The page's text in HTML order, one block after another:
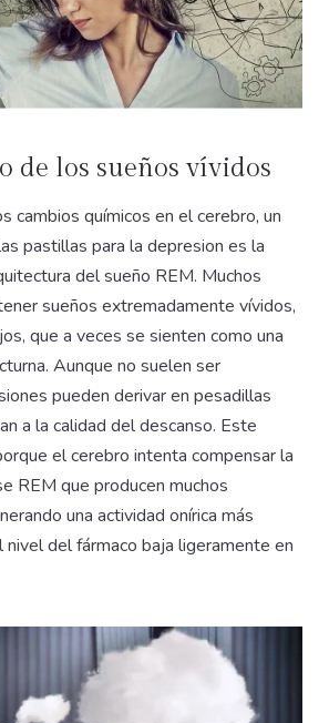
de los sueños vívidos
cambios químicos en el cerebro, un
pastillas para la depresion es la
del sueño REM. Muchos
sueños extremadamente vívidos,
que a veces se sienten como una
Aunque no suelen ser
pueden derivar en pesadillas
a la calidad del descanso. Este
el cerebro intenta compensar la
REM que producen muchos
una actividad onírica más
nivel del fármaco baja ligeramente en